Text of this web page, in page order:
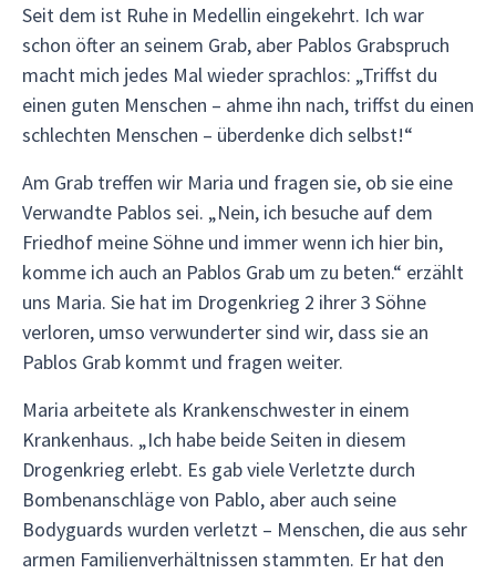
Seit dem ist Ruhe in Medellin eingekehrt. Ich war
schon öfter an seinem Grab, aber Pablos Grabspruch
macht mich jedes Mal wieder sprachlos: „Triffst du
einen guten Menschen – ahme ihn nach, triffst du einen
schlechten Menschen – überdenke dich selbst!“
Am Grab treffen wir Maria und fragen sie, ob sie eine
Verwandte Pablos sei. „Nein, ich besuche auf dem
Friedhof meine Söhne und immer wenn ich hier bin,
komme ich auch an Pablos Grab um zu beten.“ erzählt
uns Maria. Sie hat im Drogenkrieg 2 ihrer 3 Söhne
verloren, umso verwunderter sind wir, dass sie an
Pablos Grab kommt und fragen weiter.
Maria arbeitete als Krankenschwester in einem
Krankenhaus. „Ich habe beide Seiten in diesem
Drogenkrieg erlebt. Es gab viele Verletzte durch
Bombenanschläge von Pablo, aber auch seine
Bodyguards wurden verletzt – Menschen, die aus sehr
armen Familienverhältnissen stammten. Er hat den